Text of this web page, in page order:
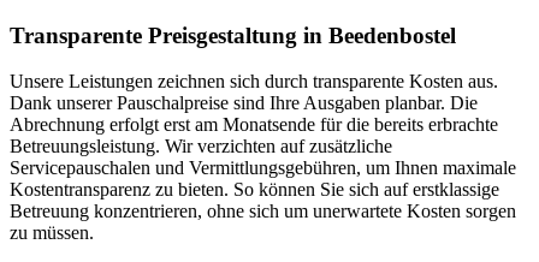
Transparente Preisgestaltung in Beedenbostel
Unsere Leistungen zeichnen sich durch transparente Kosten aus.
Dank unserer Pauschalpreise sind Ihre Ausgaben planbar. Die
Abrechnung erfolgt erst am Monatsende für die bereits erbrachte
Betreuungsleistung. Wir verzichten auf zusätzliche
Servicepauschalen und Vermittlungsgebühren, um Ihnen maximale
Kostentransparenz zu bieten. So können Sie sich auf erstklassige
Betreuung konzentrieren, ohne sich um unerwartete Kosten sorgen
zu müssen.